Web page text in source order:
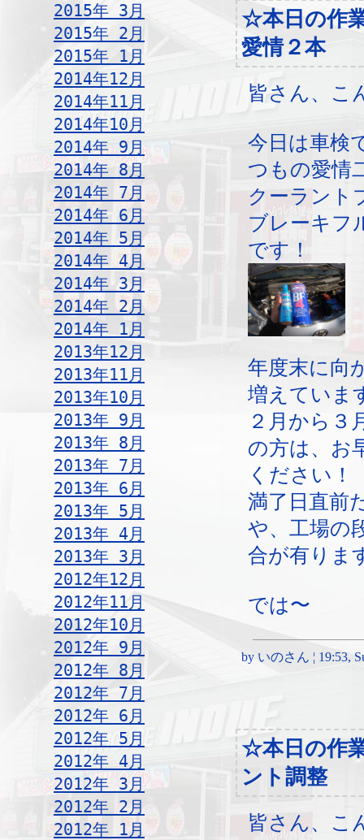
2015年 3月
2015年 2月
2015年 1月
2014年12月
2014年11月
2014年10月
2014年 9月
2014年 8月
2014年 7月
2014年 6月
2014年 5月
2014年 4月
2014年 3月
2014年 2月
2014年 1月
2013年12月
2013年11月
2013年10月
2013年 9月
2013年 8月
2013年 7月
2013年 6月
2013年 5月
2013年 4月
2013年 3月
2012年12月
2012年11月
2012年10月
2012年 9月
2012年 8月
2012年 7月
2012年 6月
2012年 5月
2012年 4月
2012年 3月
2012年 2月
2012年 1月
☆本日の作
愛情２本
皆さん、こ
今日は車検
つもの愛情
クーラント
ブレーキフ
です！
年度末に向
増えていま
２月から３
の方は、お
ください！
満了日直前
や、工場の
合が有りま
では〜
by いのさん ¦ 19:53,
☆本日の作
ント調整
皆さん、こ